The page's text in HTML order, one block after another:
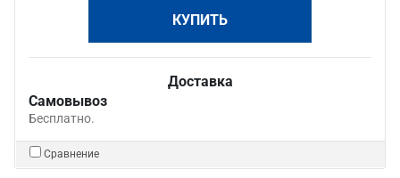
КУПИТЬ
Доставка
Самовывоз
Бесплатно.
Сравнение